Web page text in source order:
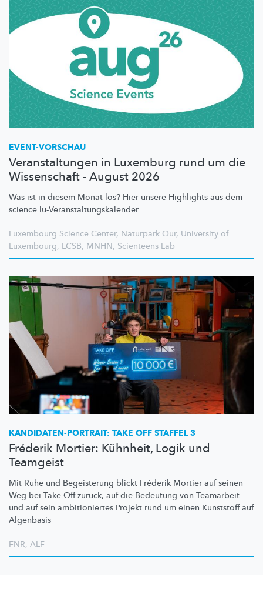
EVENT-VORSCHAU
Veranstaltungen in Luxemburg rund um die
Wissenschaft - August 2026
Was ist in diesem Monat los? Hier unsere Highlights aus dem
science.lu-Veranstaltungskalender.
Luxembourg Science Center, Naturpark Our, University of
Luxembourg, LCSB, MNHN, Scienteens Lab
KANDIDATEN-PORTRAIT: TAKE OFF STAFFEL 3
Fréderik Mortier: Kühnheit, Logik und
Teamgeist
Mit Ruhe und Begeisterung blickt Fréderik Mortier auf seinen
Weg bei Take Off zurück, auf die Bedeutung von Teamarbeit
und auf sein ambitioniertes Projekt rund um einen Kunststoff auf
Algenbasis
FNR, ALF